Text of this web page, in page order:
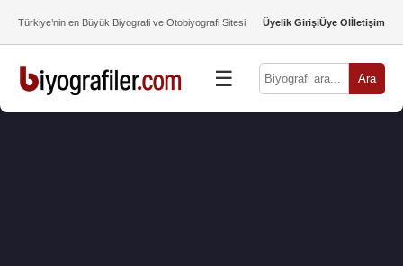
Türkiye’nin en Büyük Biyografi ve Otobiyografi Sitesi Üyelik GirişiÜye Olİletişim
☰ Ara